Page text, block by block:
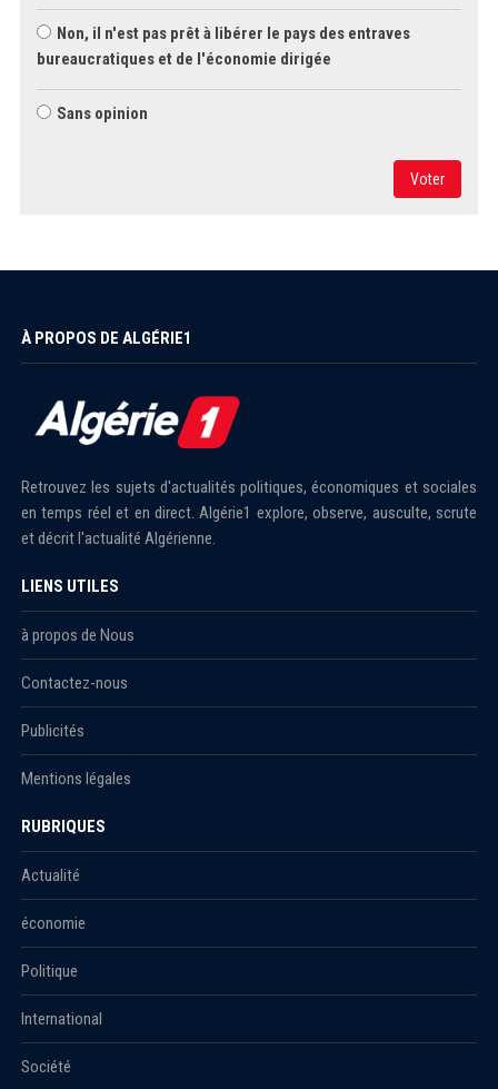
Non, il n'est pas prêt à libérer le pays des entraves
bureaucratiques et de l'économie dirigée
Sans opinion
Voter
À PROPOS DE ALGÉRIE1
Retrouvez les sujets d'actualités politiques, économiques et sociales
en temps réel et en direct. Algérie1 explore, observe, ausculte, scrute
et décrit l'actualité Algérienne.
LIENS UTILES
à propos de Nous
Contactez-nous
Publicités
Mentions légales
RUBRIQUES
Actualité
économie
Politique
International
Société